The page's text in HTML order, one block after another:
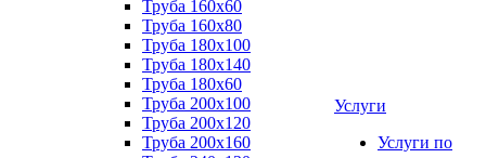
Труба 160x60
Труба 160x80
Труба 180x100
Труба 180x140
Труба 180x60
Труба 200x100
Труба 200x120
Труба 200x160
Услуги
Услуги по